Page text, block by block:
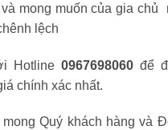
mong muốn của gia chủ
lệch
Hotline 0967698060 để
chính xác nhất.
Quý khách hàng và